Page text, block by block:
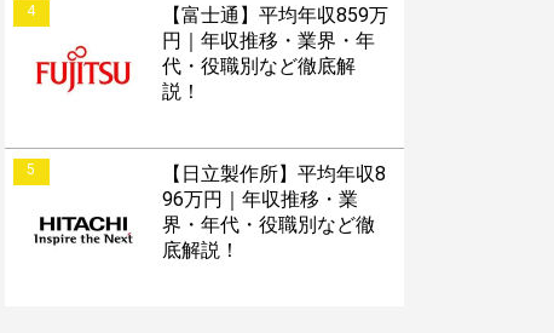
4
【富士通】平均年収859万
円｜年収推移・業界・年
代・役職別など徹底解
説！
5
【日立製作所】平均年収8
96万円｜年収推移・業
界・年代・役職別など徹
底解説！